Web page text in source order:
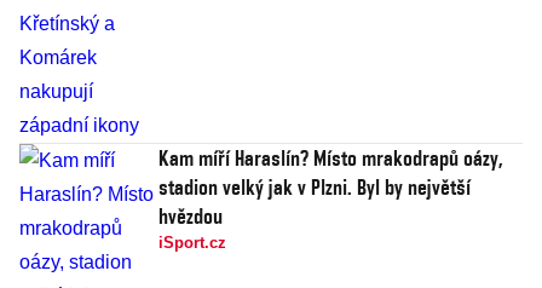
Kam míří Haraslín? Místo mrakodrapů oázy,
stadion velký jak v Plzni. Byl by největší
hvězdou
iSport.cz